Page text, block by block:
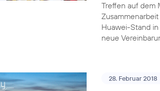
Treffen auf dem
Huawei-Stand
neue
28. Februar 2018